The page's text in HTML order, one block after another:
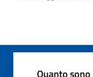
Quanto